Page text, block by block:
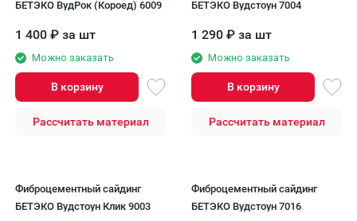
БЕТЭКО ВудРок (Короед) 6009
1 400 ₽ за шт
Можно заказать
В корзину
Рассчитать материал
БЕТЭКО Вудстоун 7004
1 290 ₽ за шт
Можно заказать
В корзину
Рассчитать материал
Фиброцементный сайдинг
БЕТЭКО Вудстоун Клик 9003
Фиброцементный сайдинг
БЕТЭКО Вудстоун 7016